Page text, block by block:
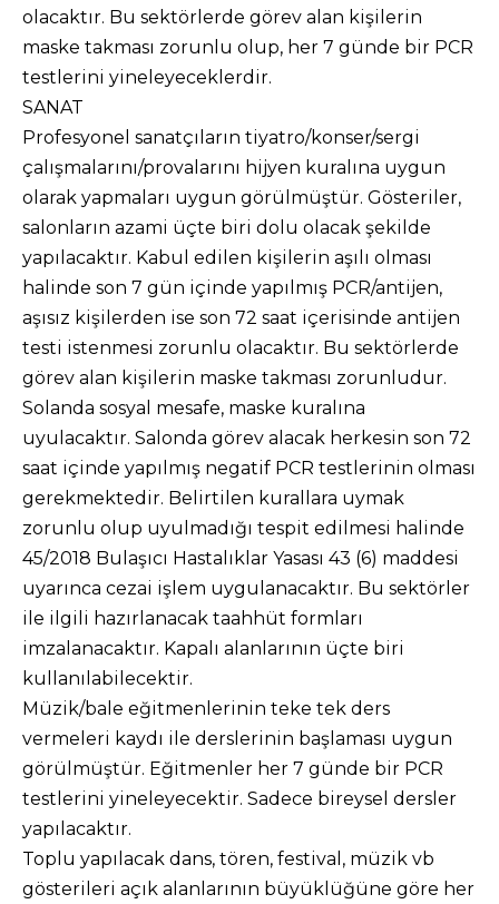
olacaktır. Bu sektörlerde görev alan kişilerin
maske takması zorunlu olup, her 7 günde bir PCR
testlerini yineleyeceklerdir.
SANAT
Profesyonel sanatçıların tiyatro/konser/sergi
çalışmalarını/provalarını hijyen kuralına uygun
olarak yapmaları uygun görülmüştür. Gösteriler,
salonların azami üçte biri dolu olacak şekilde
yapılacaktır. Kabul edilen kişilerin aşılı olması
halinde son 7 gün içinde yapılmış PCR/antijen,
aşısız kişilerden ise son 72 saat içerisinde antijen
testi istenmesi zorunlu olacaktır. Bu sektörlerde
görev alan kişilerin maske takması zorunludur.
Solanda sosyal mesafe, maske kuralına
uyulacaktır. Salonda görev alacak herkesin son 72
saat içinde yapılmış negatif PCR testlerinin olması
gerekmektedir. Belirtilen kurallara uymak
zorunlu olup uyulmadığı tespit edilmesi halinde
45/2018 Bulaşıcı Hastalıklar Yasası 43 (6) maddesi
uyarınca cezai işlem uygulanacaktır. Bu sektörler
ile ilgili hazırlanacak taahhüt formları
imzalanacaktır. Kapalı alanlarının üçte biri
kullanılabilecektir.
Müzik/bale eğitmenlerinin teke tek ders
vermeleri kaydı ile derslerinin başlaması uygun
görülmüştür. Eğitmenler her 7 günde bir PCR
testlerini yineleyecektir. Sadece bireysel dersler
yapılacaktır.
Toplu yapılacak dans, tören, festival, müzik vb
gösterileri açık alanlarının büyüklüğüne göre her